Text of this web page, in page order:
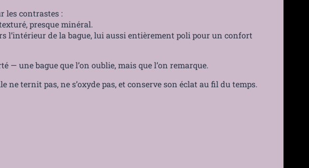
les contrastes :
presque minéral.
l’intérieur de la bague, lui aussi entièrement poli pour un confort
une bague que l’on oublie, mais que l’on remarque.
ternit pas, ne s’oxyde pas, et conserve son éclat au fil du temps.